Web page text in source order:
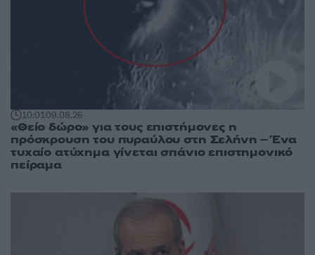
10:0109.08.26
«Θείο δώρο» για τους επιστήμονες η
πρόσκρουση του πυραύλου στη Σελήνη – Ένα
τυχαίο ατύχημα γίνεται σπάνιο επιστημονικό
πείραμα